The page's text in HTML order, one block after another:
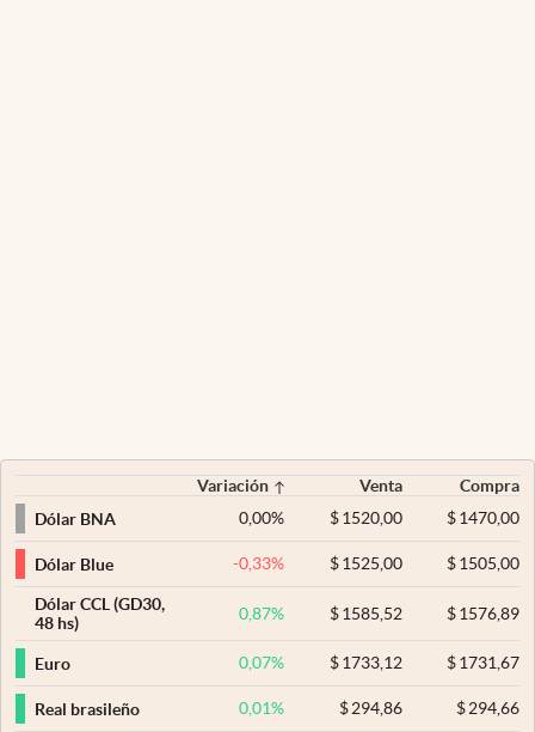
Variación Venta
Compra
Dólar BNA
0,00% $ 1520,00 $1470,00
Dólar Blue -0,33% $ 1525,00 $1505,00
Dólar CCL (GD30,
48 hs)
0,87% $ 1585,52 $1576,89
Euro 0,07% $ 1733,12 $1731,67
Real brasileño 0,01% $294,86 $294,66